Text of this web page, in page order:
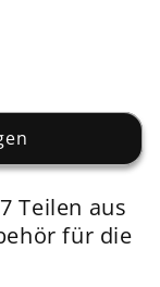
Teilen aus
für die